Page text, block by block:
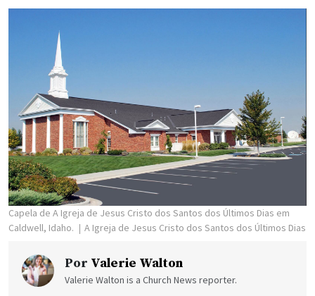
Capela de A Igreja de Jesus Cristo dos Santos dos Últimos Dias em
Caldwell, Idaho.
A Igreja de Jesus Cristo dos Santos dos Últimos Dias
Por Valerie Walton
Valerie Walton is a Church News reporter.